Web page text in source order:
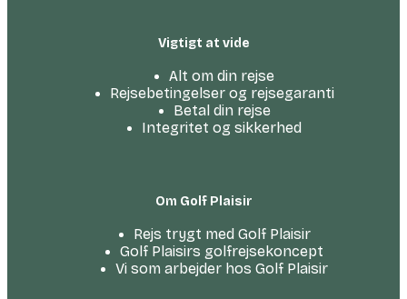
Vigtigt at vide
Alt om din rejse
Rejsebetingelser og rejsegaranti
Betal din rejse
Integritet og sikkerhed
Om Golf Plaisir
Rejs trygt med Golf Plaisir
Golf Plaisirs golfrejsekoncept
Vi som arbejder hos Golf Plaisir